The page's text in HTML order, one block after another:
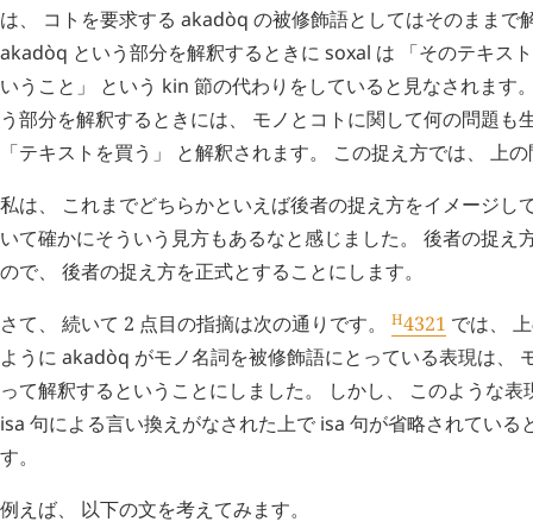
は、 コトを要求する akadòq の被修飾語としてはそのままで
akadòq という部分を解釈するときに soxal は 「そのテキス
いうこと」 という kin 節の代わりをしていると見なされます
う部分を解釈するときには、 モノとコトに関して何の問題も
「テキストを買う」 と解釈されます。 この捉え方では、 上
私は、 これまでどちらかといえば後者の捉え方をイメージし
いて確かにそういう見方もあるなと感じました。 後者の捉え
ので、 後者の捉え方を正式とすることにします。
さて、 続いて 2 点目の指摘は次の通りです。
H4321 では、
ように akadòq がモノ名詞を被修飾語にとっている表現は、
って解釈するということにしました。 しかし、 このような
isa 句による言い換えがなされた上で isa 句が省略されている
す。
例えば、 以下の文を考えてみます。